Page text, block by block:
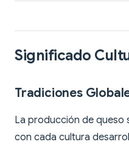
Significado
Tradiciones
La producción de queso
con cada cultura